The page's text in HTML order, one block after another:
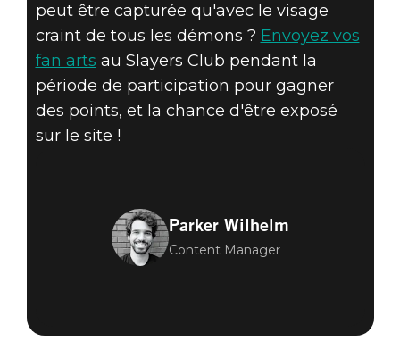
peut être capturée qu'avec le visage
craint de tous les démons ? Envoyez vos
fan arts au Slayers Club pendant la
période de participation pour gagner
des points, et la chance d'être exposé
sur le site !
Parker Wilhelm
Content Manager